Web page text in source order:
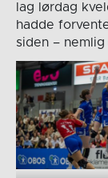
lag lørdag
hadde
siden –